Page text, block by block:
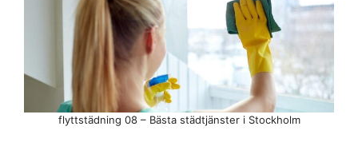
flyttstädning 08 – Bästa städtjänster i Stockholm